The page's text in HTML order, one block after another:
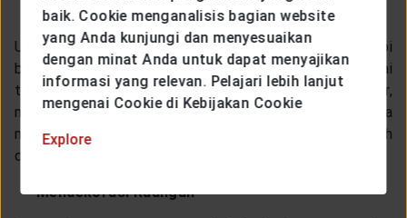
Mencari Hobi Baru
Untuk mengisi waktu, Anda juga dapat mencoba hobi
baru atau melakukan hobi yang sebelumnya disukai
tetapi sudah jarang dilakukan. Cobalah menggambar,
membaca buku, merajut, dan lain-lain. Hal ini bisa
meningkatkan
Anda dan bisa dengan mudah
dipelajari lewat
Mendekorasi Ruangan
baik. Cookie menganalisis bagian website
yang Anda kunjungi dan menyesuaikan
dengan minat Anda untuk dapat menyajikan
informasi yang relevan. Pelajari lebih lanjut
mengenai Cookie di Kebijakan Cookie
Explore